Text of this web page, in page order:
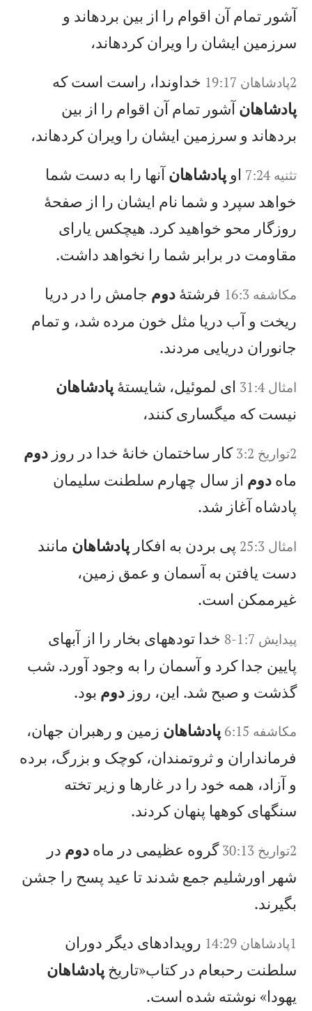
آشور تمام آن اقوام را از بين بردهاند و
سرزمين ايشان را ويران كردهاند،
2پادشاهان 19:17
خداوندا، راست است كه
پادشاهان آشور تمام آن اقوام را از بين
بردهاند و سرزمين ايشان را ويران كردهاند،
تثنيه 7:24 اوپادشاهان آنها را به دست شما
خواهد سپرد و شما نام ايشان را از صفحهٔ
روزگار محو خواهيد كرد. هيچكس يارای
مقاومت در برابر شما را نخواهد داشت.
مکاشفه 16:3 فرشتهٔدوم جامش را در دريا
ريخت و آب دريا مثل خون مرده شد، و تمام
جانوران دريايی مردند.
امثال 31:4 ای لموئيل، شايستهٔپادشاهان
نيست كه ميگساری كنند،
2تواريخ 3:2 كار ساختمان خانهٔ خدا در روزدوم
ماهدوم از سال چهارم سلطنت سليمان
پادشاه آغاز شد.
امثال 25:3 پی بردن به افكارپادشاهان مانند
دست يافتن به آسمان و عمق زمين،
غيرممكن است.
پيدايش 1:7-8
خدا تودههای بخار را از آبهای
پايين جدا كرد و آسمان را به وجود آورد. شب
گذشت و صبح شد. اين، روزدوم بود.
مکاشفه 6:15 پادشاهان زمين و رهبران جهان،
فرمانداران و ثروتمندان، كوچک و بزرگ، برده
و آزاد، همه خود را در غارها و زير تخته
سنگهای کوهها پنهان كردند.
2تواريخ 30:13 گروه عظيمی در ماهدوم در
شهر اورشليم جمع شدند تا عيد پسح را جشن
بگيرند.
1پادشاهان 14:29
رويدادهای ديگر دوران
سلطنت رحبعام در كتاب«تاريخپادشاهان
يهودا» نوشته شده است.